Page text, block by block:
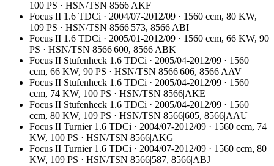
100 PS · HSN/TSN 8566|AKF
Focus II 1.6 TDCi · 2004/07-2012/09 · 1560 ccm, 80 KW,
109 PS · HSN/TSN 8566|573, 8566|ABI
Focus II 1.6 TDCi · 2005/01-2012/09 · 1560 ccm, 66 KW, 90
PS · HSN/TSN 8566|600, 8566|ABK
Focus II Stufenheck 1.6 TDCi · 2005/04-2012/09 · 1560
ccm, 66 KW, 90 PS · HSN/TSN 8566|606, 8566|AAV
Focus II Stufenheck 1.6 TDCi · 2005/04-2012/09 · 1560
ccm, 74 KW, 100 PS · HSN/TSN 8566|AKE
Focus II Stufenheck 1.6 TDCi · 2005/04-2012/09 · 1560
ccm, 80 KW, 109 PS · HSN/TSN 8566|605, 8566|AAU
Focus II Turnier 1.6 TDCi · 2004/07-2012/09 · 1560 ccm, 74
KW, 100 PS · HSN/TSN 8566|AKG
Focus II Turnier 1.6 TDCi · 2004/07-2012/09 · 1560 ccm, 80
KW, 109 PS · HSN/TSN 8566|587, 8566|ABJ